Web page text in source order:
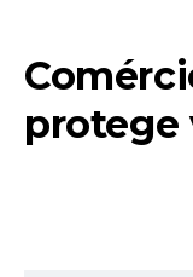
protege